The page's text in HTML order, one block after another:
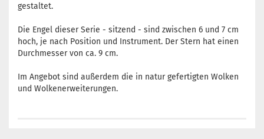
gestaltet.
Die Engel dieser Serie - sitzend - sind zwischen 6 und 7 cm
hoch, je nach Position und Instrument. Der Stern hat einen
Durchmesser von ca. 9 cm.
Im Angebot sind außerdem die in natur gefertigten Wolken
und Wolkenerweiterungen.